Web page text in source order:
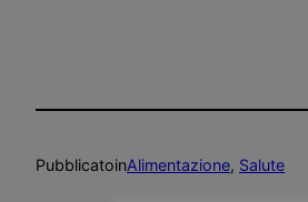
PubblicatoinAlimentazione, Salute